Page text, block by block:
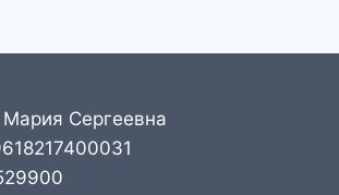
Сергеевна